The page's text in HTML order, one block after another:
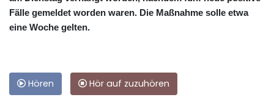
Fälle gemeldet worden waren. Die Maßnahme solle etwa
eine Woche gelten.
Hören Hör auf zuzuhören